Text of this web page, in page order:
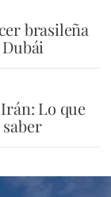
brasileña
Lo que